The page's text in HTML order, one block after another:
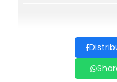
ZUNIGA-
ZUNIGA-Alexandru
muzică compusă de